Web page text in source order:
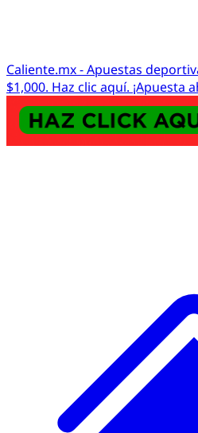
Caliente.mx - Apuestas
$1,000. Haz clic aquí. ¡Apuesta